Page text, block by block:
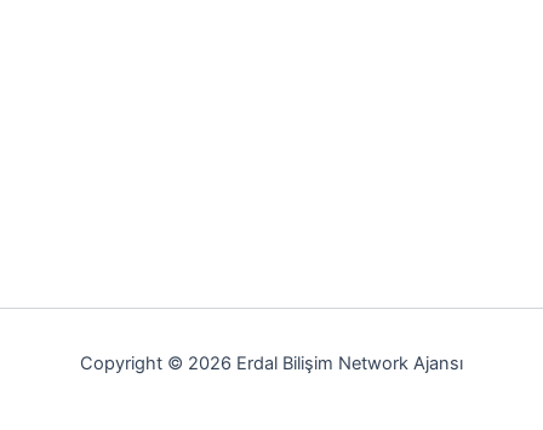
Copyright © 2026 Erdal Bilişim Network Ajansı